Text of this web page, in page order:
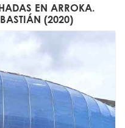
EN ARROKA.
(2020)